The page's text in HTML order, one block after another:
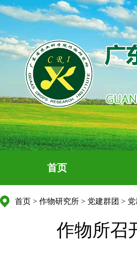
首页
首页 > 作物研究所 > 党建群团 >
作物所召